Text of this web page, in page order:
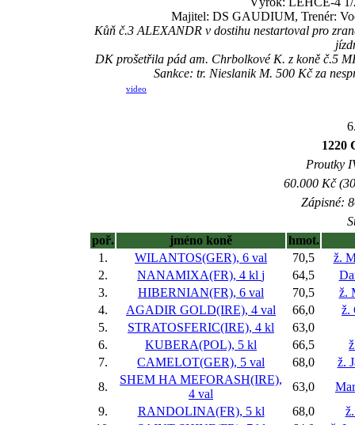
Majitel: DS GAUDIUM, Trenér:
Kůň č.3 ALEXANDR v dostihu nestartoval pro
DK prošetřila pád am. Chrbolkové K. z koně č.5
Sankce: tr. Nieslanik M. 500 Kč za
video
1220
Proutky
60.000 Kč
Zápisné:
poř.
jméno koně
hmot.
1.
WILANTOS(GER), 6 val 70,5
ž.
2.
NANAMIXA(FR), 4 kl j 64,5
3.
HIBERNIAN(FR), 6 val 70,5
ž.
4.
AGADIR GOLD(IRE), 4 val 66,0
ž.
5.
STRATOSFERIC(IRE), 4 kl
63,0
6.
KUBERA(POL), 5 kl 66,5
7.
CAMELOT(GER), 5 val 68,0
ž.
8.
SHEM HA MEFORASH(IRE),
4 val
63,0
9.
RANDOLINA(FR), 5 kl 68,0